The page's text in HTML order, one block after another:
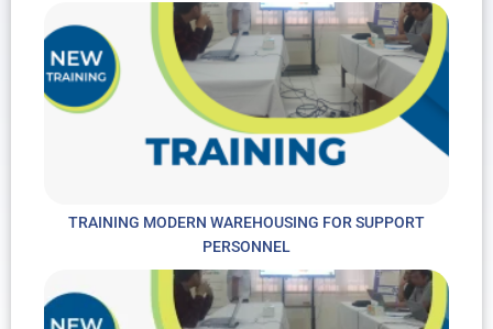
TRAINING MODERN WAREHOUSING FOR SUPPORT
PERSONNEL